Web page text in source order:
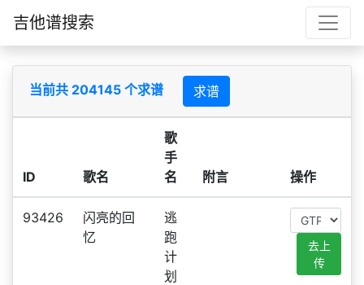
吉他谱搜索
当前共 204145 个求谱 求谱
ID 歌名
歌
手
名
附言 操作
93426
闪亮的回
忆
逃
跑
计
划
去上
传